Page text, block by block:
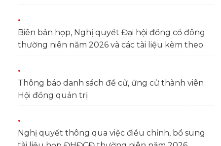
Biên bản họp, Nghị quyết Đại hội đồng cổ đông
thường niên năm 2026 và các tài liệu kèm theo
Thông báo danh sách đề cử, ứng cử thành viên
Hội đồng quản trị
Nghị quyết thông qua việc điều chỉnh, bổ sung